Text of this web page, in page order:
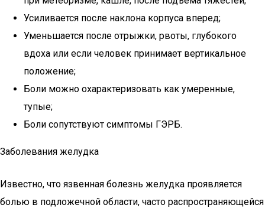
Усиливается после наклона корпуса вперед;
Уменьшается после отрыжки, рвоты, глубокого
вдоха или если человек принимает вертикальное
положение;
Боли можно охарактеризовать как умеренные,
тупые;
Боли сопутствуют симптомы ГЭРБ.
Заболевания желудка
Известно, что язвенная болезнь желудка проявляется
болью в подложечной области, часто распространяющейся